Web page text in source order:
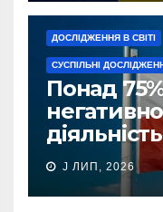
ДОСЛІДЖЕННЯ В СВІТІ
СУСПІЛЬНІ
Понад
J ЛИП, 2026